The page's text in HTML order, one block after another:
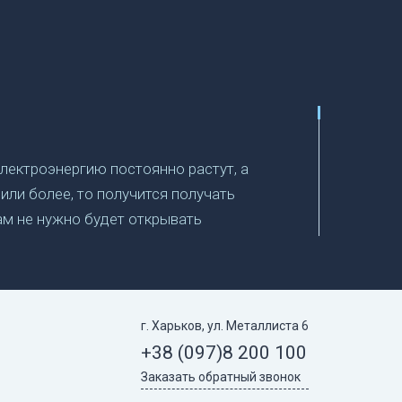
постоянно растут, а
более, то получится получать
не нужно будет открывать
– вырабатывать
моно и
22%) из-за того, что солнечное
г. Харьков, ул. Металлиста 6
+38 (097)8 200 100
Заказать обратный звонок